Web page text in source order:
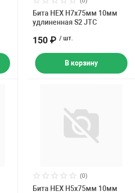
Накачка колес
Оборудование
Мотоадаптеры
Правка дисков
Разное
Бита HEX H7х75мм 10мм
удлиненная S2 JTC
150 ₽ / шт.
В корзину
(0)
Бита HEX H5х75мм 10мм